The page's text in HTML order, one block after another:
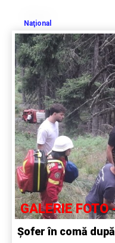
Naţional
GALERIE
Șofer în comă